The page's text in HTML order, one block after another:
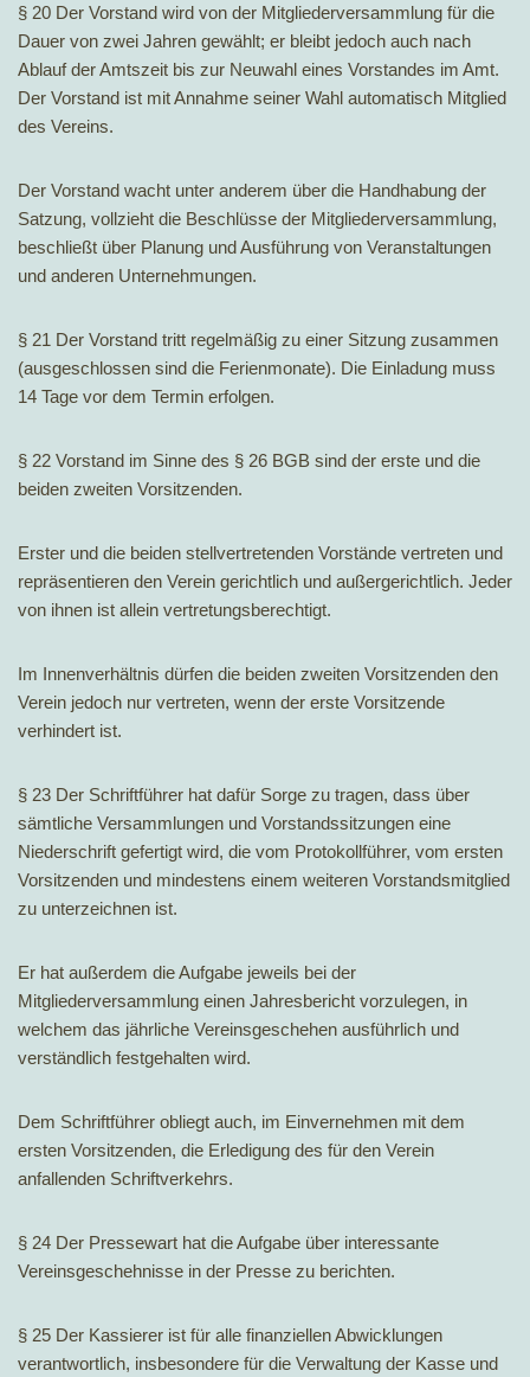
§ 20 Der Vorstand wird von der Mitgliederversammlung für die
Dauer von zwei Jahren gewählt; er bleibt jedoch auch nach
Ablauf der Amtszeit bis zur Neuwahl eines Vorstandes im Amt.
Der Vorstand ist mit Annahme seiner Wahl automatisch Mitglied
des Vereins.
Der Vorstand wacht unter anderem über die Handhabung der
Satzung, vollzieht die Beschlüsse der Mitgliederversammlung,
beschließt über Planung und Ausführung von Veranstaltungen
und anderen Unternehmungen.
§ 21 Der Vorstand tritt regelmäßig zu einer Sitzung zusammen
(ausgeschlossen sind die Ferienmonate). Die Einladung muss
14 Tage vor dem Termin erfolgen.
§ 22 Vorstand im Sinne des § 26 BGB sind der erste und die
beiden zweiten Vorsitzenden.
Erster und die beiden stellvertretenden Vorstände vertreten und
repräsentieren den Verein gerichtlich und außergerichtlich. Jeder
von ihnen ist allein vertretungsberechtigt.
Im Innenverhältnis dürfen die beiden zweiten Vorsitzenden den
Verein jedoch nur vertreten, wenn der erste Vorsitzende
verhindert ist.
§ 23 Der Schriftführer hat dafür Sorge zu tragen, dass über
sämtliche Versammlungen und Vorstandssitzungen eine
Niederschrift gefertigt wird, die vom Protokollführer, vom ersten
Vorsitzenden und mindestens einem weiteren Vorstandsmitglied
zu unterzeichnen ist.
Er hat außerdem die Aufgabe jeweils bei der
Mitgliederversammlung einen Jahresbericht vorzulegen, in
welchem das jährliche Vereinsgeschehen ausführlich und
verständlich festgehalten wird.
Dem Schriftführer obliegt auch, im Einvernehmen mit dem
ersten Vorsitzenden, die Erledigung des für den Verein
anfallenden Schriftverkehrs.
§ 24 Der Pressewart hat die Aufgabe über interessante
Vereinsgeschehnisse in der Presse zu berichten.
§ 25 Der Kassierer ist für alle finanziellen Abwicklungen
verantwortlich, insbesondere für die Verwaltung der Kasse und